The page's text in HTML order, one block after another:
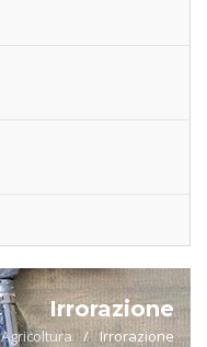
Irrorazione
Agricoltura / Irrorazione